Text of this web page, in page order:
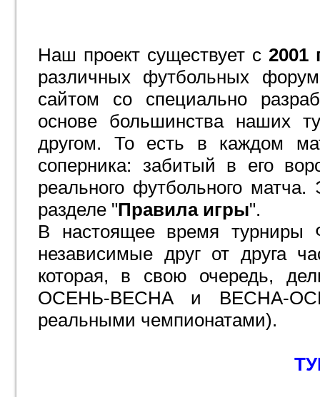
Наш проект существует с 2001
различных футбольных
сайтом со специально
основе большинства наших
другом. То есть в каждом
соперника: забитый в его
реального футбольного
разделе "Правила игры".
В настоящее время турниры
независимые друг от друга
которая, в свою очередь,
ОСЕНЬ-ВЕСНА и ВЕСНА-
реальными чемпионатами).